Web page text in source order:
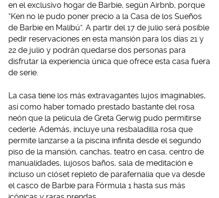
en el exclusivo hogar de Barbie, según Airbnb, porque
“Ken no le pudo poner precio a la Casa de los Sueños
de Barbie en Malibú”. A partir del 17 de julio será posible
pedir reservaciones en esta mansión para los días 21 y
22 de julio y podrán quedarse dos personas para
disfrutar la experiencia única que ofrece esta casa fuera
de serie.
La casa tiene los más extravagantes lujos imaginables,
así como haber tomado prestado bastante del rosa
neón que la película de Greta Gerwig pudo permitirse
cederle. Además, incluye una resbaladilla rosa que
permite lanzarse a la piscina infinita desde el segundo
piso de la mansión, canchas, teatro en casa, centro de
manualidades, lujosos baños, sala de meditación e
incluso un clóset repleto de parafernalia que va desde
el casco de Barbie para Fórmula 1 hasta sus más